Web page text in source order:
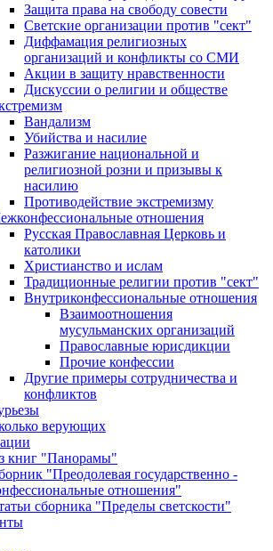
Защита права на свободу совести
Светские организации против "сект"
Диффамация религиозных
организаций и конфликты со СМИ
Акции в защиту нравственности
Дискуссии о религии и обществе
Вандализм
Убийства и насилие
Разжигание национальной и
религиозной розни и призывы к
насилию
Противодействие экстремизму
отношения
Русская Православная Церковь и
католики
Христианство и ислам
Традиционные религии против "сект"
Внутриконфессиональные отношения
Взаимоотношения
мусульманских организаций
Православные юрисдикции
Прочие конфессии
Другие примеры сотрудничества и
конфликтов
верующих
книг "Панорамы"
"Преодолевая государственно -
отношения"
сборника "Пределы светскости"